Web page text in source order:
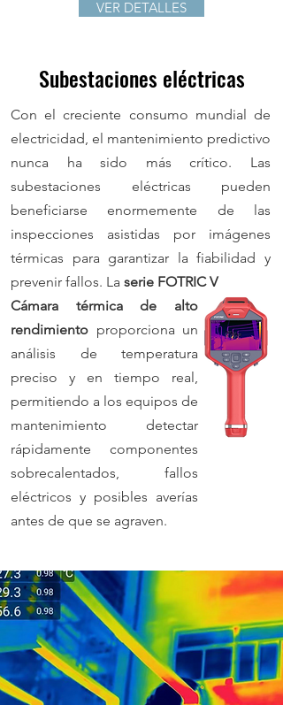
VER DETALLES
Subestaciones eléctricas
Con el creciente consumo mundial de
electricidad, el mantenimiento predictivo
nunca ha sido más crítico. Las
subestaciones eléctricas pueden
beneficiarse enormemente de las
inspecciones asistidas por imágenes
térmicas para garantizar la fiabilidad y
prevenir fallos. La serie FOTRIC V
Cámara térmica de alto
rendimiento proporciona un
análisis de temperatura
preciso y en tiempo real,
permitiendo a los equipos de
mantenimiento detectar
rápidamente componentes
sobrecalentados, fallos
eléctricos y posibles averías
antes de que se agraven.